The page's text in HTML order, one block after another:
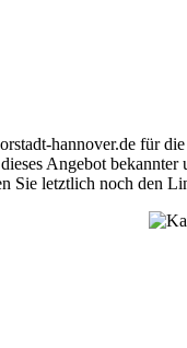
hannover.de für
Angebot
Sie letztlich noch den